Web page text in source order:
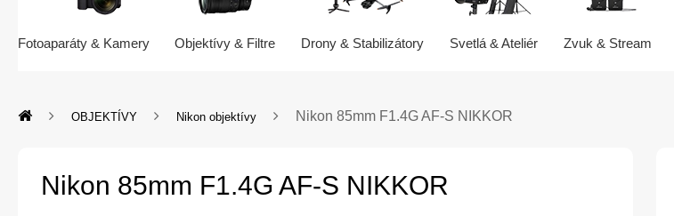
Fotoaparáty & Kamery Objektívy & Filtre Drony & Stabilizátory Svetlá & Ateliér Zvuk & Stream
OBJEKTÍVY Nikon objektívy Nikon 85mm F1.4G AF-S NIKKOR
Nikon 85mm F1.4G AF-S NIKKOR